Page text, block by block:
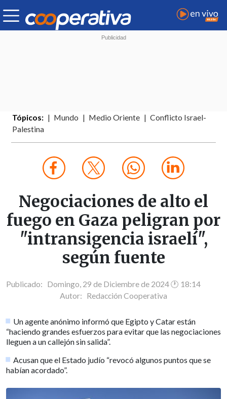
Tópicos: Mundo Medio Oriente
Conflicto Israel-
Palestina
Negociaciones de alto el
fuego en Gaza peligran por
"intransigencia israelí",
según fuente
Publicado: Domingo, 29 de Diciembre de 2024 🕐 18:14
Autor: Redacción Cooperativa
Un agente anónimo informó que Egipto y Catar están
“haciendo grandes esfuerzos para evitar que las negociaciones
lleguen a un callejón sin salida”.
Acusan que el Estado judío “revocó algunos puntos que se
habían acordado”.